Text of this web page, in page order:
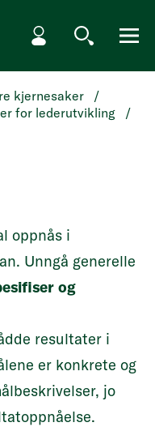
Min side
Søk Meny
kjernesaker
/
for lederutvikling
/
oppnås i
Unngå generelle
og
resultater i
er konkrete og
jo